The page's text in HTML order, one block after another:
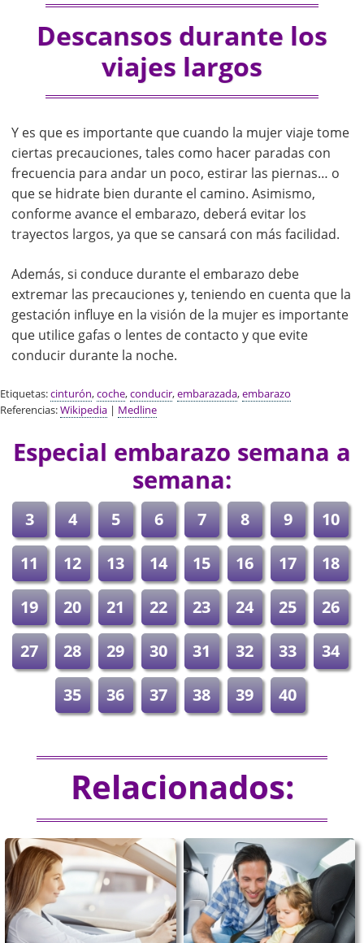
Descansos durante los
viajes largos
Y es que es importante que cuando la mujer viaje tome
ciertas precauciones, tales como hacer paradas con
frecuencia para andar un poco, estirar las piernas… o
que se hidrate bien durante el camino. Asimismo,
conforme avance el embarazo, deberá evitar los
trayectos largos, ya que se cansará con más facilidad.
Además, si conduce durante el embarazo debe
extremar las precauciones y, teniendo en cuenta que la
gestación influye en la visión de la mujer es importante
que utilice gafas o lentes de contacto y que evite
conducir durante la noche.
Etiquetas:cinturón,coche,conducir,embarazada,embarazo
Referencias:Wikipedia | Medline
Especial embarazo semana a
semana:
3 4 5 6 7 8 9
10
11
12 13 14 15 16 17
18
19
20 21 22 23 24 25
26
27
28 29 30 31 32 33
34
35
36 37 38 39 40
Relacionados: